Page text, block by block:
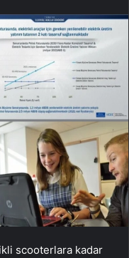
scooterlara kadar